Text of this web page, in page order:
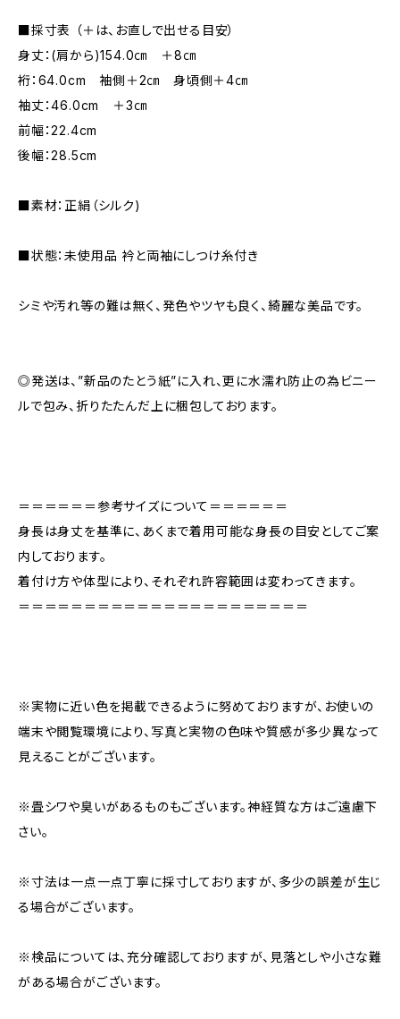
■採寸表 （＋は、お直しで出せる目安）
身丈：(肩から)154.0㎝ ＋8㎝
裄：64.0cm 袖側＋2㎝ 身頃側＋4㎝
袖丈：46.0cm ＋3㎝
前幅：22.4cm
後幅：28.5cm
■素材：正絹（シルク)
■状態：未使用品 衿と両袖にしつけ糸付き
シミや汚れ等の難は無く、発色やツヤも良く、綺麗な美品です。
◎発送は、”新品のたとう紙”に入れ、更に水濡れ防止の為ビニー
ルで包み、折りたたんだ上に梱包しております。
＝＝＝＝＝＝参考サイズについて＝＝＝＝＝＝
身長は身丈を基準に、あくまで着用可能な身長の目安としてご案
内しております。
着付け方や体型により、それぞれ許容範囲は変わってきます。
＝＝＝＝＝＝＝＝＝＝＝＝＝＝＝＝＝＝＝＝＝＝
※実物に近い色を掲載できるように努めておりますが、お使いの
端末や閲覧環境により、写真と実物の色味や質感が多少異なって
見えることがございます。
※畳シワや臭いがあるものもございます。神経質な方はご遠慮下
さい。
※寸法は一点一点丁寧に採寸しておりますが、多少の誤差が生じ
る場合がございます。
※検品については、充分確認しておりますが、見落としや小さな難
がある場合がございます。